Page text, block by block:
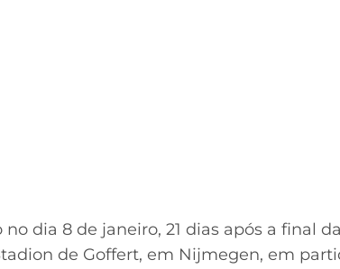
dia 8 de janeiro, 21 dias após a final
de Goffert, em Nijmegen, em